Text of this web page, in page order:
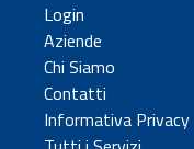
Login
Aziende
Chi Siamo
Contatti
Informativa Privacy